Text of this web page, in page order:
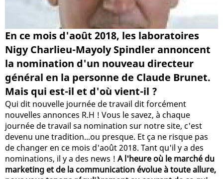
En ce mois d'août 2018, les laboratoires
Nigy Charlieu-Mayoly Spindler annoncent
la nomination d'un nouveau directeur
général en la personne de Claude Brunet.
Mais qui est-il et d'où vient-il ?
Qui dit nouvelle journée de travail dit forcément
nouvelles annonces R.H ! Vous le savez, à chaque
journée de travail sa nomination sur notre site, c'est
devenu une tradition...ou presque. Et ça ne risque pas
de changer en ce mois d'août 2018. Tant qu'il y a des
nominations, il y a des news ! A l'heure où le marché du
marketing et de la communication évolue à toute allure,